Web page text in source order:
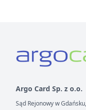
Argo Card Sp. z o.o.
Sąd Rejonowy w